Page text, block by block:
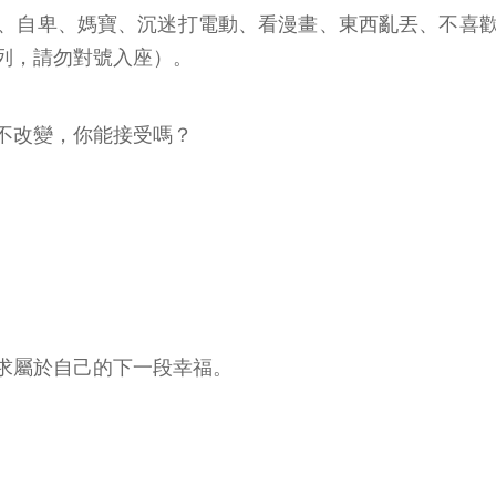
自卑、媽寶、沉迷打電動、看漫畫、東西亂丟、不喜
請勿對號入座）。
改變，你能接受嗎？
於自己的下一段幸福。